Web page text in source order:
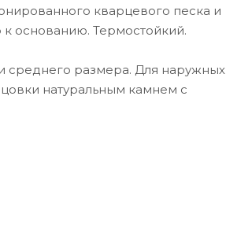
кварцевого песка и
основанию. Термостойкий.
среднего размера. Для наружных
натуральным камнем с